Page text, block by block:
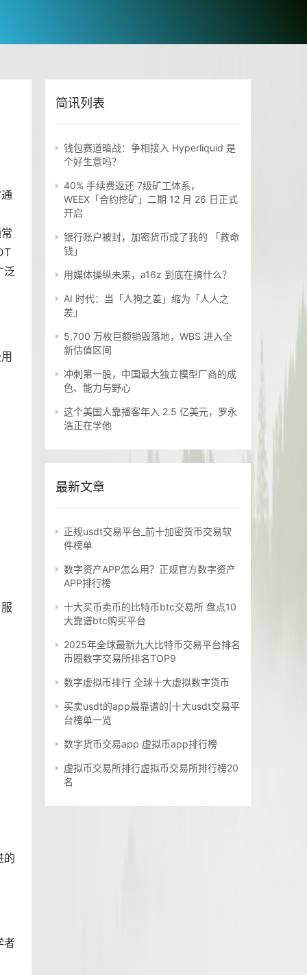
泛
的
者
简讯列表
钱包赛道暗战：争相接入 Hyperliquid 是
个好生意吗？
40% 手续费返还 7级矿工体系，
WEEX「合约挖矿」二期 12 月 26 日正式
开启
银行账户被封，加密货币成了我的 「救命
钱」
用媒体操纵未来，a16z 到底在搞什么？
AI 时代：当「人狗之差」缩为「人人之
差」
5,700 万枚巨额销毁落地，WBS 进入全
新估值区间
冲刺第一股，中国最大独立模型厂商的成
色、能力与野心
这个美国人靠播客年入 2.5 亿美元，罗永
浩正在学他
最新文章
正规usdt交易平台_前十加密货币交易软
件榜单
数字资产APP怎么用？正规官方数字资产
APP排行榜
十大买币卖币的比特币btc交易所 盘点10
大靠谱btc购买平台
2025年全球最新九大比特币交易平台排名
币圈数字交易所排名TOP9
数字虚拟币排行 全球十大虚拟数字货币
买卖usdt的app最靠谱的|十大usdt交易平
台榜单一览
数字货币交易app 虚拟币app排行榜
虚拟币交易所排行虚拟币交易所排行榜20
名